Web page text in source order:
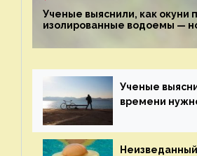
Ученые выяснили, как окуни
изолированные водоемы —
Ученые
времени
здоровья —
на ECOportal